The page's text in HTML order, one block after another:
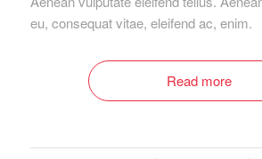
eu, consequat vitae, eleifend ac, enim.
Read more